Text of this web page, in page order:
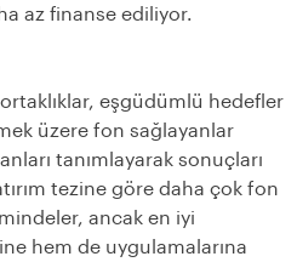
az finanse ediliyor.
eşgüdümlü hedefler
üzere fon sağlayanlar
tanımlayarak sonuçları
tezine göre daha çok fon
ancak en iyi
hem de uygulamalarına